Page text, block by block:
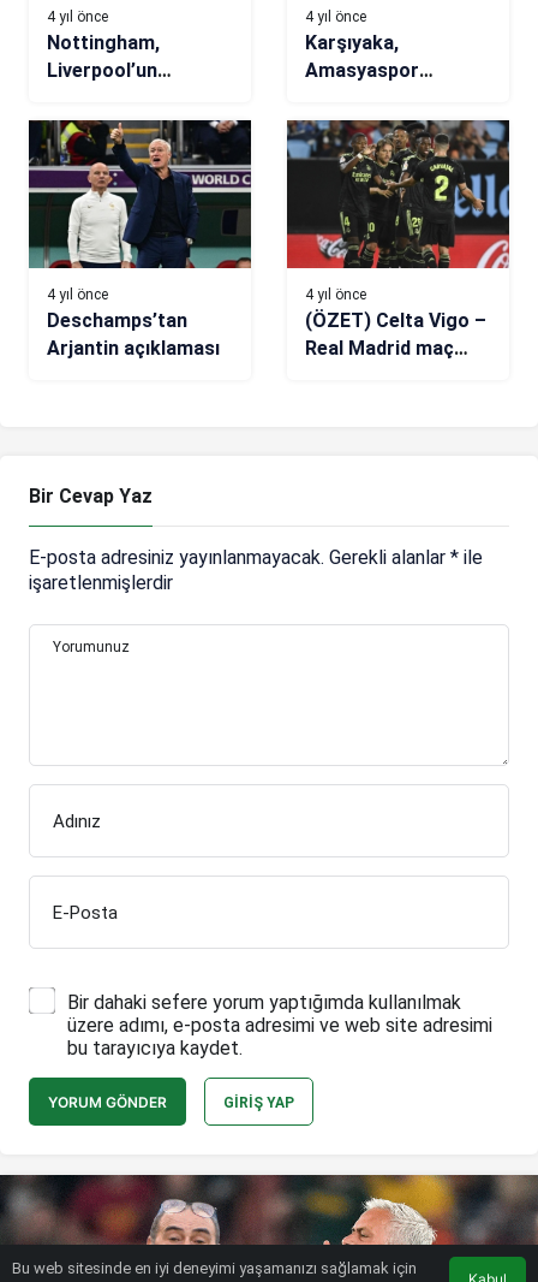
4 yıl önce
Nottingham,
Liverpool’un
4 yıl önce
Karşıyaka,
Amasyaspor
4 yıl önce
Deschamps’tan
Arjantin açıklaması
4 yıl önce
(ÖZET) Celta Vigo –
Real Madrid maç
Bir Cevap Yaz
E-posta adresiniz yayınlanmayacak. Gerekli alanlar * ile
işaretlenmişlerdir
Yorumunuz
Adınız
E-Posta
Bir dahaki sefere yorum yaptığımda kullanılmak
üzere adımı, e-posta adresimi ve web site adresimi
bu tarayıcıya kaydet.
YORUM GÖNDER GIRIŞ YAP
Bu web sitesinde en iyi deneyimi yaşamanızı sağlamak için